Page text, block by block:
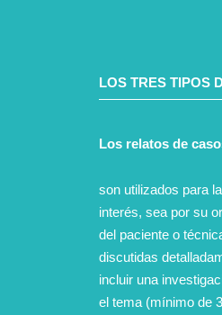
LOS TRES TIPOS
Los relatos de
son utilizados para
interés, sea por su
del paciente o
discutidas
incluir una
el tema (mínimo de